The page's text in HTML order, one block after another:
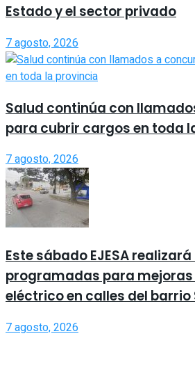
Estado y el sector privado
7 agosto, 2026
Salud continúa con
para cubrir cargos en toda
7 agosto, 2026
Este sábado EJESA
programadas para mejoras
eléctrico en calles del barrio
7 agosto, 2026